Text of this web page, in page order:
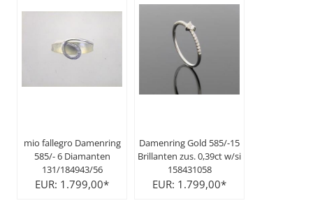
mio fallegro Damenring
585/- 6 Diamanten
131/184943/56
EUR: 1.799,00*
Damenring Gold 585/-15
Brillanten zus. 0,39ct w/si
158431058
EUR: 1.799,00*